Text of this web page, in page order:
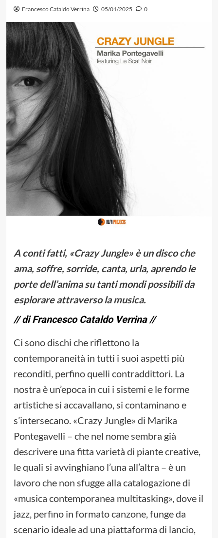
Francesco Cataldo Verrina 05/01/2025 0
A conti fatti, «Crazy Jungle» è un disco che
ama, soffre, sorride, canta, urla, aprendo le
porte dell’anima su tanti mondi possibili da
esplorare attraverso la musica.
// di Francesco Cataldo Verrina //
Ci sono dischi che riflettono la
contemporaneità in tutti i suoi aspetti più
reconditi, perfino quelli contraddittori. La
nostra è un’epoca in cui i sistemi e le forme
artistiche si accavallano, si contaminano e
s’intersecano. «Crazy Jungle» di Marika
Pontegavelli – che nel nome sembra già
descrivere una fitta varietà di piante creative,
le quali si avvinghiano l’una all’altra – è un
lavoro che non sfugge alla catalogazione di
«musica contemporanea multitasking», dove il
jazz, perfino in formato canzone, funge da
scenario ideale ad una piattaforma di lancio,